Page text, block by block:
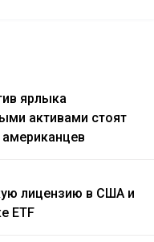
ярлыка
активами стоят
лицензию в США и
ETF